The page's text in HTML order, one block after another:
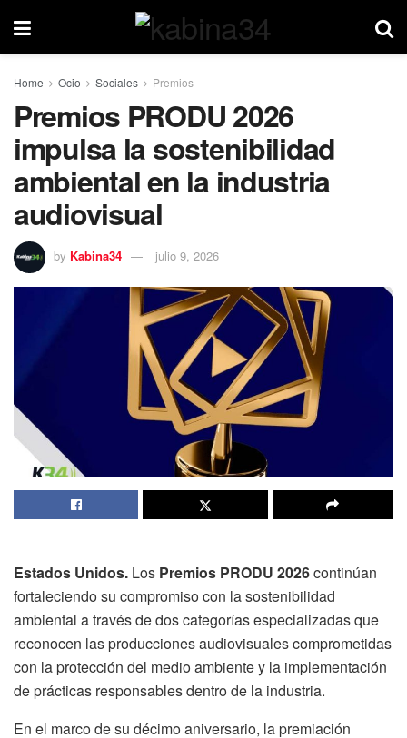
Home Ocio Sociales Premios
Premios PRODU 2026
impulsa la sostenibilidad
ambiental en la industria
audiovisual
by Kabina34 julio 9, 2026
Estados Unidos. Los Premios PRODU 2026continúan
fortaleciendo su compromiso con la sostenibilidad
ambiental a través de dos categorías especializadas que
reconocen las producciones audiovisuales comprometidas
con la protección del medio ambiente y la implementación
de prácticas responsables dentro de la industria.
En el marco de su décimo aniversario, la premiación